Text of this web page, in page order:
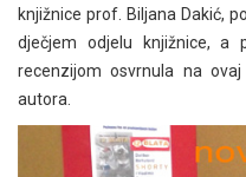
knjižnice prof. Biljana Dakić,
dječjem odjelu knjižnice, a
recenzijom osvrnula na
autora.